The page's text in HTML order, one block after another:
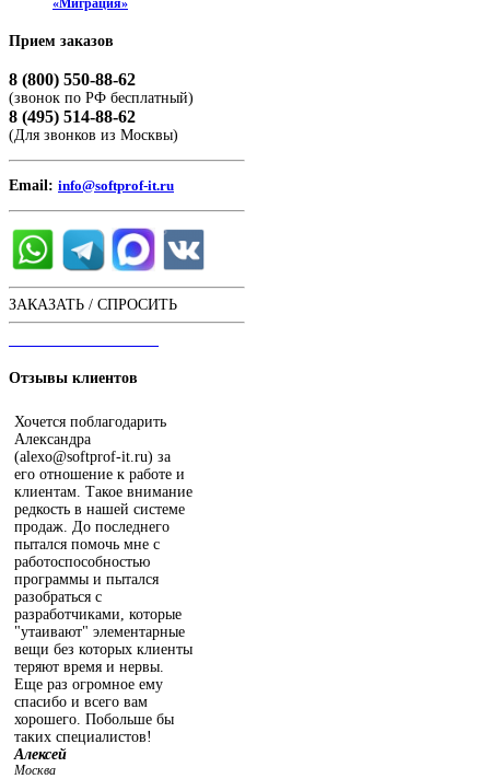
«Миграция»
Прием заказов
8 (800) 550-88-62
(звонок по РФ бесплатный)
8 (495) 514-88-62
(Для звонков из Москвы)
Email: info@softprof-it.ru
ЗАКАЗАТЬ / СПРОСИТЬ
Отзывы клиентов
Хочется поблагодарить
Александра
(alexo@softprof-it.ru) за
его отношение к работе и
клиентам. Такое внимание
редкость в нашей системе
продаж. До последнего
пытался помочь мне с
работоспособностью
программы и пытался
разобраться с
разработчиками, которые
"утаивают" элементарные
вещи без которых клиенты
теряют время и нервы.
Еще раз огромное ему
спасибо и всего вам
хорошего. Побольше бы
таких специалистов!
Алексей
Москва